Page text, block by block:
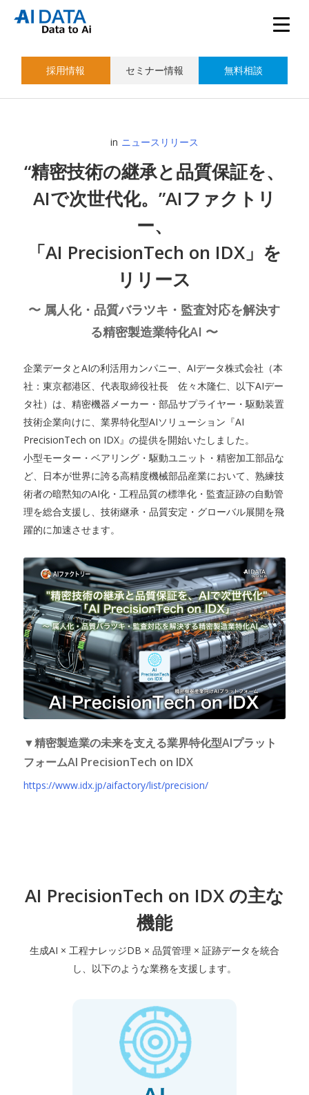
採用情報 セミナー情報 無料相談
in ニュースリリース
“精密技術の継承と品質保証を、
AIで次世代化。”AIファクトリ
ー、
「AI PrecisionTech on IDX」を
リリース
〜 属人化・品質バラツキ・監査対応を解決す
る精密製造業特化AI 〜
企業データとAIの利活用カンパニー、AIデータ株式会社（本
社：東京都港区、代表取締役社長 佐々木隆仁、以下AIデー
タ社）は、精密機器メーカー・部品サプライヤー・駆動装置
技術企業向けに、業界特化型AIソリューション『AI
PrecisionTech on IDX』の提供を開始いたしました。
小型モーター・ベアリング・駆動ユニット・精密加工部品な
ど、日本が世界に誇る高精度機械部品産業において、熟練技
術者の暗黙知のAI化・工程品質の標準化・監査証跡の自動管
理を総合支援し、技術継承・品質安定・グローバル展開を飛
躍的に加速させます。
▼精密製造業の未来を支える業界特化型AIプラット
フォームAI PrecisionTech on IDX
https://www.idx.jp/aifactory/list/precision/
AI PrecisionTech on IDX の主な
機能
生成AI × 工程ナレッジDB × 品質管理 × 証跡データを統合
し、以下のような業務を支援します。